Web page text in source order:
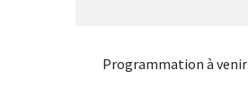
Programmation à venir